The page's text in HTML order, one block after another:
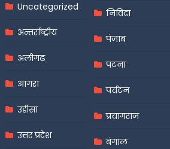
Uncategorized
अन्तर्राष्ट्रीय
अलीगढ़
आगरा
उड़ीसा
उत्तर प्रदेश
निविदा
पंजाब
पटना
पर्यटन
प्रयागराज
बंगाल